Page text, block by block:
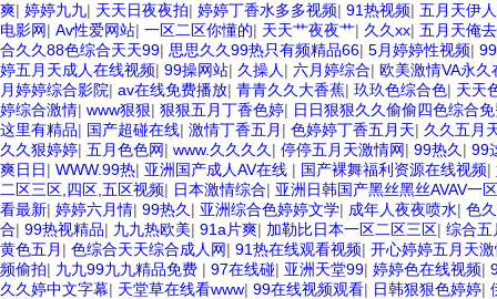
爽| 婷婷九九| 天天日夜夜拍| 婷婷丁香水多多视频| 91热视频| 五月天伊人
电影网| Av性爱网站| 一区二区你懂的| 天天艹夜夜艹| 久久xx| 五月天俺
合久久88色综合天天99| 思思久久99热只有频精品66| 5月婷婷性视频|
婷五月天成人在线视频| 99操网站| 久操人 | 六月婷综合| 欧美激情VA永久
月婷婷综合影院| av在线免费播放| 青青久久大香蕉| 玖玖色综合色| 天天
婷综合激情| www狠狠| 狠狠五月丁香色婷| 日日狠狠久久偷偷四色综合
这里有精品| 国产超碰在线| 激情丁香五月 | 色婷婷丁香五月天| 久久五月
久久狠婷婷| 五月色色网| www.久久久久 | 停停五月天激情网| 99热久 | 99
爽日日| WWW.99热| 亚洲国产成人AV在线 | 国产裸舞福利资源在线视频|
二区三区,四区,五区视频| 日本激情综合| 亚洲日韩国产黑丝黑丝AVAV一
看最新| 婷婷六月情| 99热久 | 亚洲综合色婷婷文学| 成年人夜夜喷水| 色
合| 99热视精品| 九九热欧美| 91a片爽| 加勒比日本一区二区三区| 综合五
黄色五月 | 色综合天天综合成人网| 91热在线观看视频| 开心婷婷五月天
频偷拍| 九九99九九精品免费 | 97在线碰| 亚洲天堂99| 婷婷色在线视频|
久久婷中文字幕| 天堂草在线看www| 99在线视频观看| 日韩狠狠色婷婷|